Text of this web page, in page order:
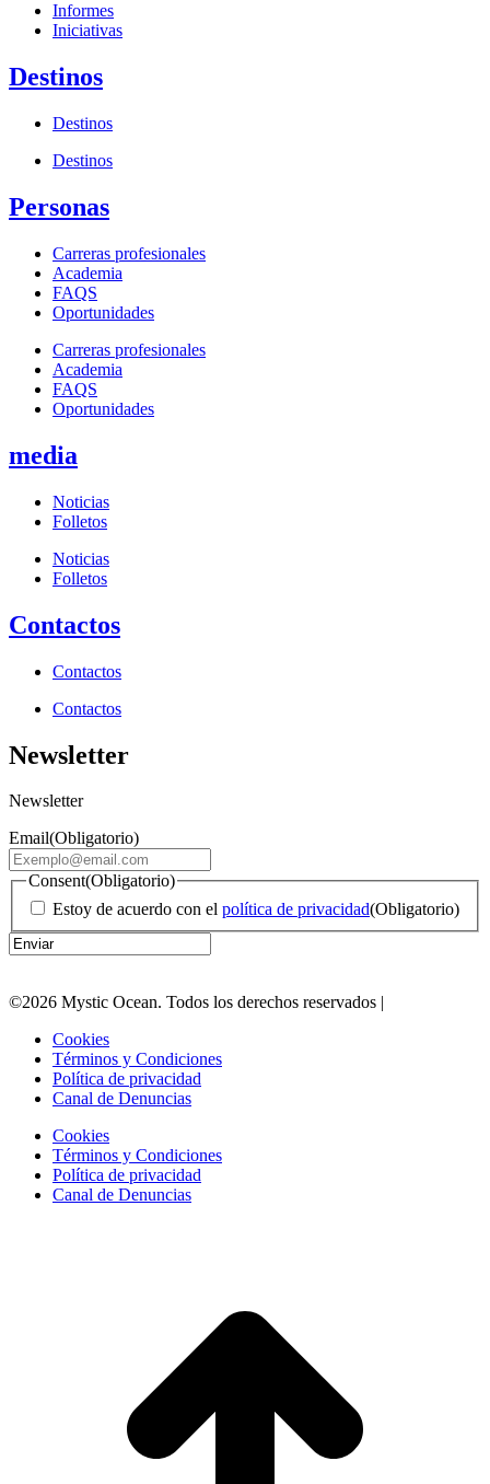
Informes
Iniciativas
Destinos
Destinos
Destinos
Personas
Carreras profesionales
Academia
FAQS
Oportunidades
Carreras profesionales
Academia
FAQS
Oportunidades
media
Noticias
Folletos
Noticias
Folletos
Contactos
Contactos
Contactos
Newsletter
Newsletter
Email(Obligatorio)
Consent(Obligatorio)
Estoy de acuerdo con el política de privacidad(Obligatorio)
©2026 Mystic Ocean. Todos los derechos reservados |
Cookies
Términos y Condiciones
Política de privacidad
Canal de Denuncias
Cookies
Términos y Condiciones
Política de privacidad
Canal de Denuncias